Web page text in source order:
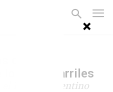
de la
los ferrocarriles
el Estado argentino